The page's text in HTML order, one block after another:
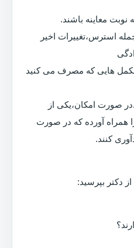
نوبت معاینه باشند.
استرس،تغییرات اخیر
مکمل هایی که مصرف می کنید
صورت امکان،یکی از
همراه آورده که در صورت
کنند.
دکتر بپرسید: